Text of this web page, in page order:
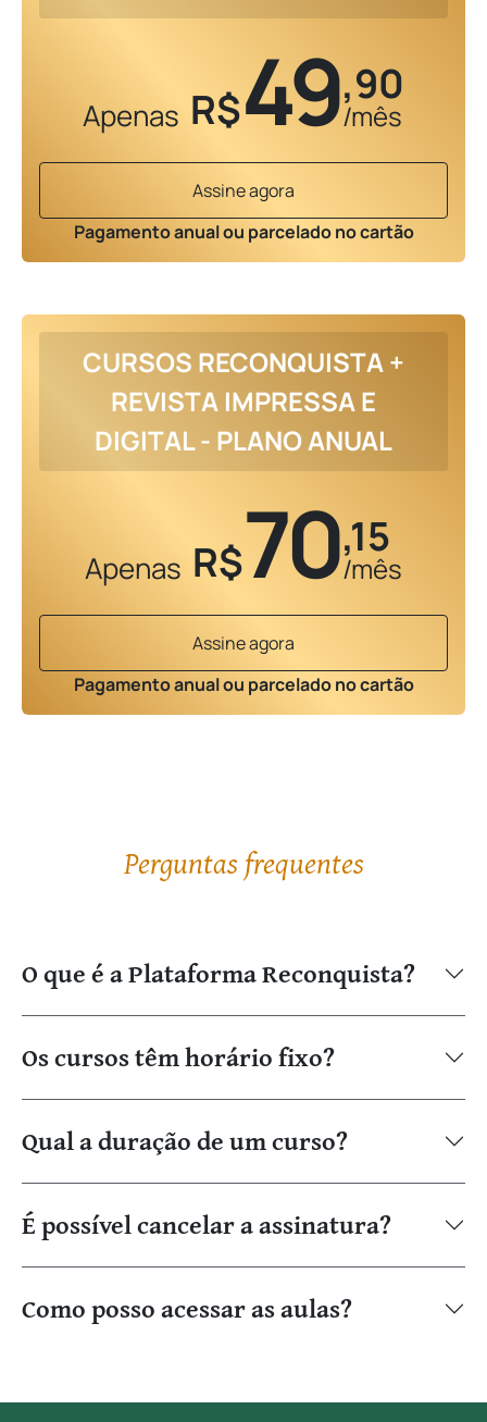
Apenas R$49,90
/mês
Assine agora
Pagamento anual ou parcelado no cartão
CURSOS RECONQUISTA +
REVISTA IMPRESSA E
DIGITAL - PLANO ANUAL
Apenas R$70,15
/mês
Assine agora
Pagamento anual ou parcelado no cartão
Perguntas frequentes
O que é a Plataforma Reconquista?
Os cursos têm horário fixo?
Qual a duração de um curso?
É possível cancelar a assinatura?
Como posso acessar as aulas?